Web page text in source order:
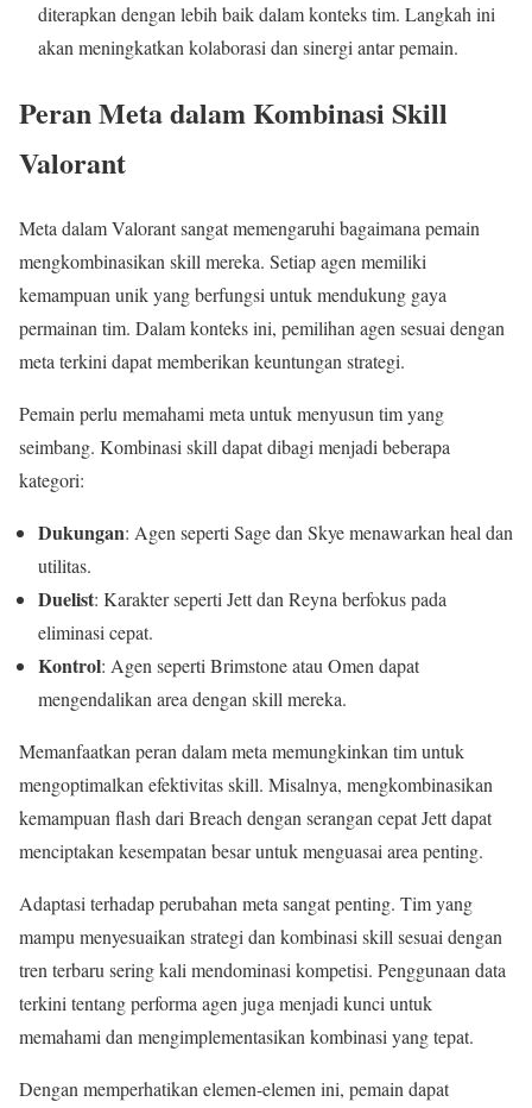
diterapkan dengan lebih baik dalam konteks tim. Langkah ini
akan meningkatkan kolaborasi dan sinergi antar pemain.
Peran Meta dalam Kombinasi Skill
Valorant
Meta dalam Valorant sangat memengaruhi bagaimana pemain
mengkombinasikan skill mereka. Setiap agen memiliki
kemampuan unik yang berfungsi untuk mendukung gaya
permainan tim. Dalam konteks ini, pemilihan agen sesuai dengan
meta terkini dapat memberikan keuntungan strategi.
Pemain perlu memahami meta untuk menyusun tim yang
seimbang. Kombinasi skill dapat dibagi menjadi beberapa
kategori:
Dukungan: Agen seperti Sage dan Skye menawarkan heal dan
utilitas.
Duelist: Karakter seperti Jett dan Reyna berfokus pada
eliminasi cepat.
Kontrol: Agen seperti Brimstone atau Omen dapat
mengendalikan area dengan skill mereka.
Memanfaatkan peran dalam meta memungkinkan tim untuk
mengoptimalkan efektivitas skill. Misalnya, mengkombinasikan
kemampuan flash dari Breach dengan serangan cepat Jett dapat
menciptakan kesempatan besar untuk menguasai area penting.
Adaptasi terhadap perubahan meta sangat penting. Tim yang
mampu menyesuaikan strategi dan kombinasi skill sesuai dengan
tren terbaru sering kali mendominasi kompetisi. Penggunaan data
terkini tentang performa agen juga menjadi kunci untuk
memahami dan mengimplementasikan kombinasi yang tepat.
Dengan memperhatikan elemen-elemen ini, pemain dapat